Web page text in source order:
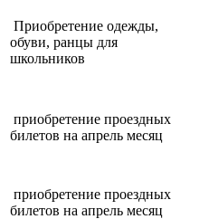
Приобретение одежды,
обуви, ранцы для
школьников
приобретение проездных
билетов на апрель месяц
приобретение проездных
билетов на апрель месяц